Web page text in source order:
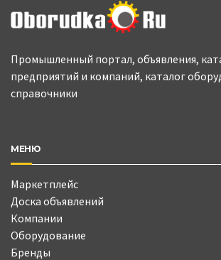
Промышленный портал, объявления,
предприятий и компаний, каталог
справочники
МЕНЮ
Маркетплейс
Доска объявлений
Компании
Оборудование
Бренды